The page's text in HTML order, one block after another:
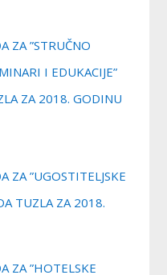
ZA ”STRUČNO
I EDUKACIJE”
ZA 2018. GODINU
ZA ”UGOSTITELJSKE
TUZLA ZA 2018.
ZA ”HOTELSKE